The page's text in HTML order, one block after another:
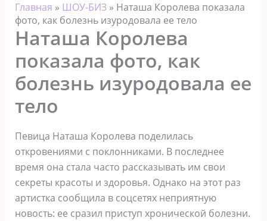
Главная » ШОУ-БИЗ» Наташа Королева показала
фото, как болезнь изуродовала ее тело
Наташа Королева
показала фото, как
болезнь изуродовала ее
тело
Певица Наташа Королева поделилась
откровениями с поклонниками. В последнее
время она стала часто рассказывать им свои
секреты красоты и здоровья. Однако на этот раз
артистка сообщила в соцсетях неприятную
новость: ее сразил приступ хронической болезни.